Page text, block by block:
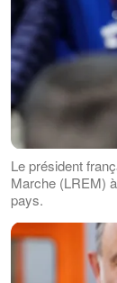
Le président
Marche (LREM)
pays.